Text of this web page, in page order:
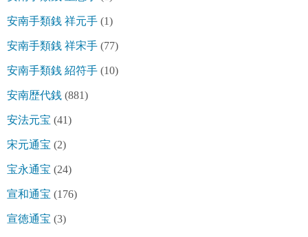
安南手類銭 祥元手 (1)
安南手類銭 祥宋手 (77)
安南手類銭 紹符手 (10)
安南歴代銭 (881)
安法元宝 (41)
宋元通宝 (2)
宝永通宝 (24)
宣和通宝 (176)
宣徳通宝 (3)